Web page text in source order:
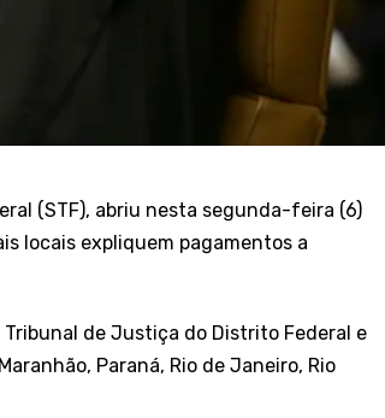
(STF), abriu nesta segunda-feira (6)
locais expliquem pagamentos a
de Justiça do Distrito Federal e
Paraná, Rio de Janeiro, Rio